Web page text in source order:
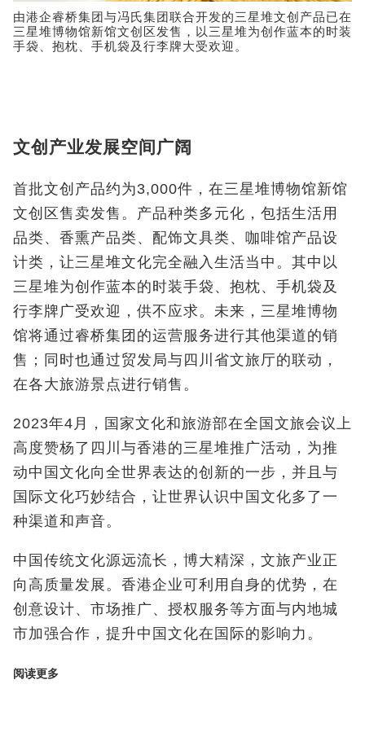
由港企睿桥集团与冯氏集团联合开发的三星堆文创产品已在
三星堆博物馆新馆文创区发售，以三星堆为创作蓝本的时装
手袋、抱枕、手机袋及行李牌大受欢迎。
文创产业发展空间广阔
首批文创产品约为3,000件，在三星堆博物馆新馆
文创区售卖发售。产品种类多元化，包括生活用
品类、香熏产品类、配饰文具类、咖啡馆产品设
计类，让三星堆文化完全融入生活当中。其中以
三星堆为创作蓝本的时装手袋、抱枕、手机袋及
行李牌广受欢迎，供不应求。未来，三星堆博物
馆将通过睿桥集团的运营服务进行其他渠道的销
售；同时也通过贸发局与四川省文旅厅的联动，
在各大旅游景点进行销售。
2023年4月，国家文化和旅游部在全国文旅会议上
高度赞杨了四川与香港的三星堆推广活动，为推
动中国文化向全世界表达的创新的一步，并且与
国际文化巧妙结合，让世界认识中国文化多了一
种渠道和声音。
中国传统文化源远流长，博大精深，文旅产业正
向高质量发展。香港企业可利用自身的优势，在
创意设计、市场推广、授权服务等方面与内地城
市加强合作，提升中国文化在国际的影响力。
阅读更多